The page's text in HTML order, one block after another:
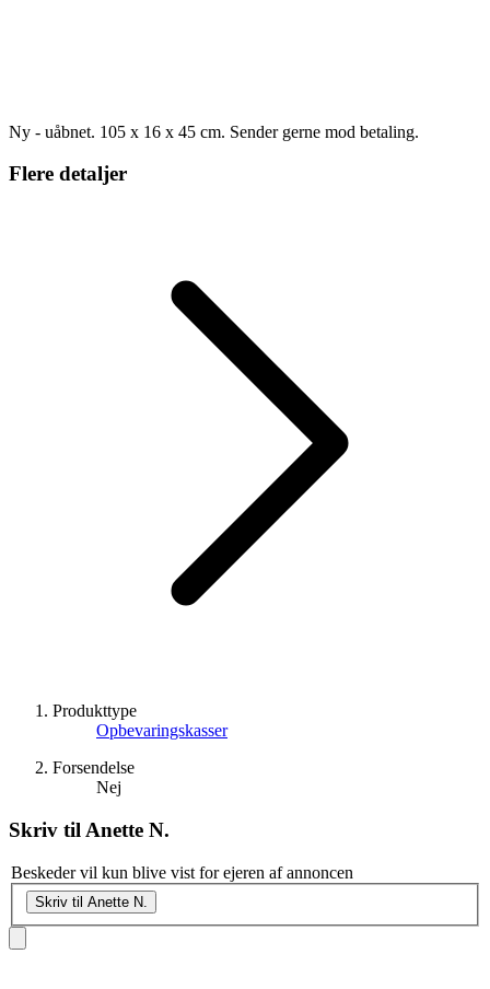
Ny - uåbnet. 105 x 16 x 45 cm. Sender gerne mod betaling.
Flere detaljer
Produkttype
Opbevaringskasser
Forsendelse
Nej
Skriv til Anette N.
Beskeder vil kun blive vist for ejeren af annoncen
Skriv til Anette N.